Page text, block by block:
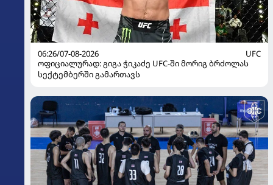
06:26/07-08-2026
UFC
ოფიციალურად: გიგა ჭიკაძე UFC-ში მორიგ ბრძოლას
სექტემბერში გამართავს